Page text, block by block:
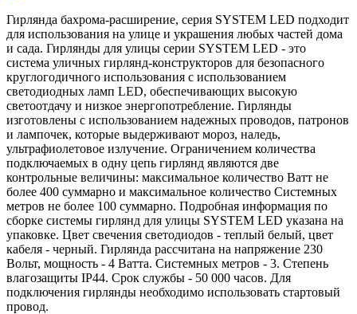
Гирлянда бахрома-расширение, серия SYSTEM LED подходит
для использования на улице и украшения любых частей дома
и сада. Гирлянды для улицы серии SYSTEM LED - это
система уличных гирлянд-конструкторов для безопасного
круглогодичного использования с использованием
светодиодных ламп LED, обеспечивающих высокую
светоотдачу и низкое энергопотребление. Гирлянды
изготовлены с использованием надежных проводов, патронов
и лампочек, которые выдерживают мороз, наледь,
ультрафиолетовое излучение. Ограничением количества
подключаемых в одну цепь гирлянд являются две
контрольные величины: максимальное количество Ватт не
более 400 суммарно и максимальное количество Системных
метров не более 100 суммарно. Подробная информация по
сборке системы гирлянд для улицы SYSTEM LED указана на
упаковке. Цвет свечения светодиодов - теплый белый, цвет
кабеля - черный. Гирлянда рассчитана на напряжение 230
Вольт, мощность - 4 Ватта. Системных метров - 3. Степень
влагозащиты IP44. Срок службы - 50 000 часов. Для
подключения гирлянды необходимо использовать стартовый
провод.